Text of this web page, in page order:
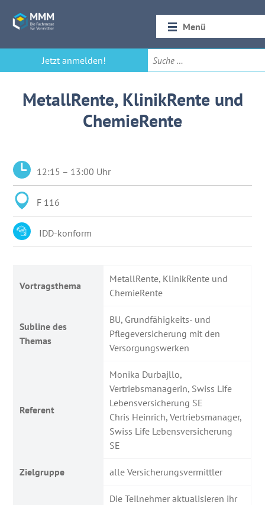
Menü
Startseite
Rückblick 2026
Jetzt anmelden!
MetallRente, KlinikRente und
ChemieRente
12:15 – 13:00 Uhr
F 116
IDD-konform
Vortragsthema
MetallRente, KlinikRente und
ChemieRente
Subline des
Themas
BU, Grundfähigkeits- und
Pflegeversicherung mit den
Versorgungswerken
Referent
Monika Durbajllo,
Vertriebsmanagerin, Swiss Life
Lebensversicherung SE
Chris Heinrich, Vertriebsmanager,
Swiss Life Lebensversicherung
SE
Zielgruppe alle Versicherungsvermittler
Die Teilnehmer aktualisieren ihr